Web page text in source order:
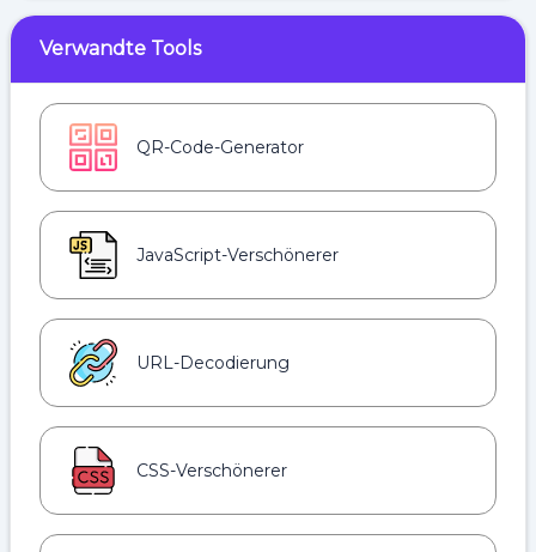
Verwandte Tools
QR-Code-Generator
JavaScript-Verschönerer
URL-Decodierung
CSS-Verschönerer